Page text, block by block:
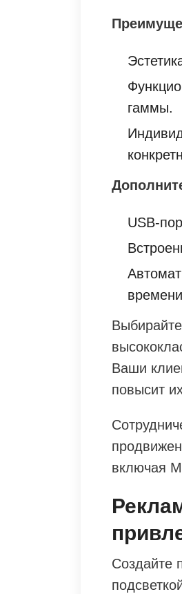
гаммы.
USB-
Ваши
повысит
включая
Создайте